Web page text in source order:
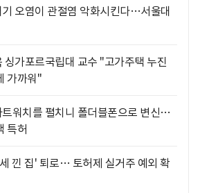
오염이 관절염 악화시킨다…서울대
싱가포르국립대 교수 "고가주택 누진
가까워"
워치를 펼치니 폴더블폰으로 변신…
특허
낀 집' 퇴로… 토허제 실거주 예외 확